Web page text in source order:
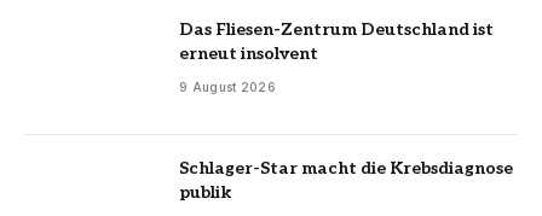
Das Fliesen-Zentrum Deutschland ist
erneut insolvent
9 August 2026
Schlager-Star macht die Krebsdiagnose
publik